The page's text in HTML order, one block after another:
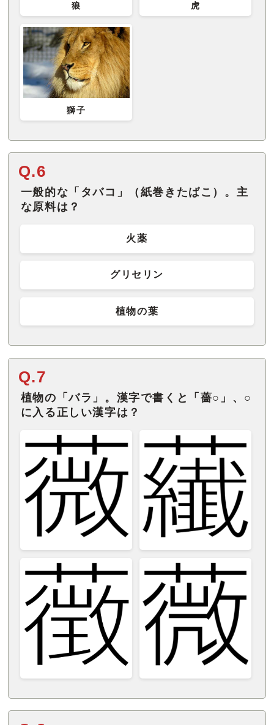
狼 虎
獅子
Q.6
一般的な「タバコ」（紙巻きたばこ）。主
な原料は？
火薬
グリセリン
植物の葉
Q.7
植物の「バラ」。漢字で書くと「薔○」、○
に入る正しい漢字は？